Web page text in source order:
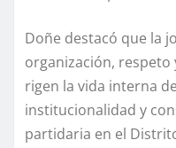
Doñe destacó que la
organización, respeto
rigen la vida interna
institucionalidad y
partidaria en el